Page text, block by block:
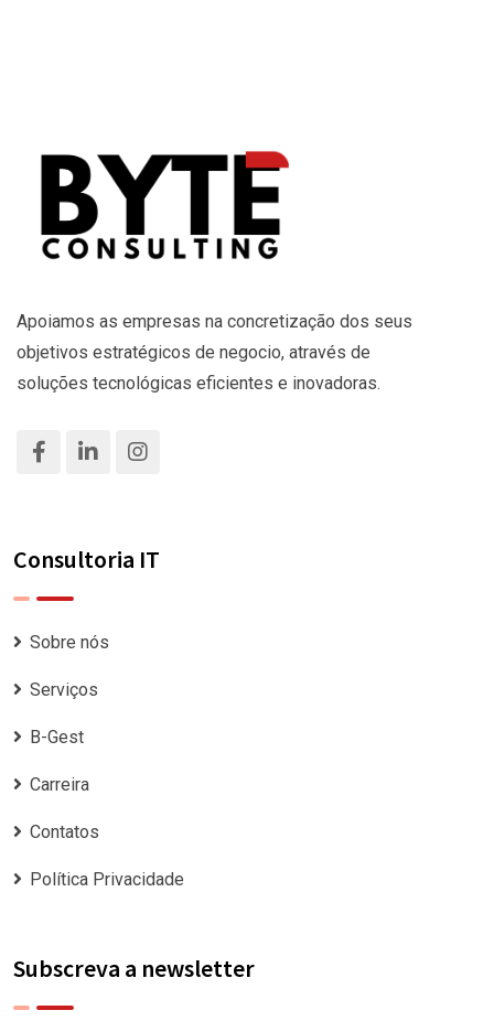
Apoiamos as empresas na concretização dos seus
objetivos estratégicos de negocio, através de
soluções tecnológicas eficientes e inovadoras.
Consultoria IT
Sobre nós
Serviços
B-Gest
Carreira
Contatos
Política Privacidade
Subscreva a newsletter